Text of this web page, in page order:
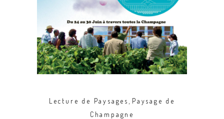
Lecture de Paysages
Paysage de
Champagne